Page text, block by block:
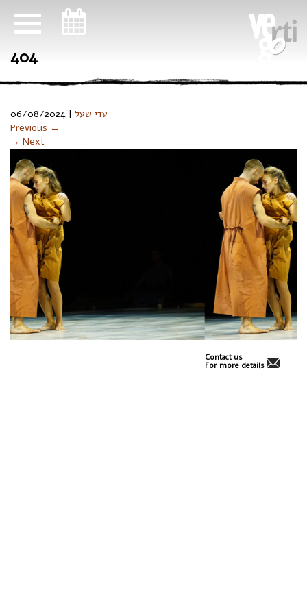
404
עדי שעל |
06/08/2024
Previous ←
→ Next
Contact us
For more details